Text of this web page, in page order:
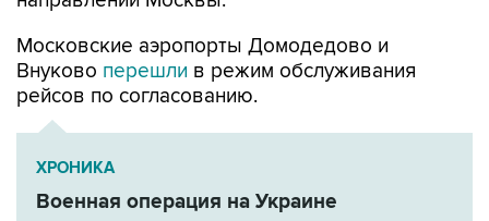
Московские аэропорты Домодедово и
Внуково перешли в режим обслуживания
рейсов по согласованию.
ХРОНИКА
Военная операция на Украине